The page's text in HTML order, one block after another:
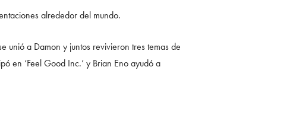
alrededor del mundo.
unió a Damon y juntos revivieron tres temas de
en ‘Feel Good Inc.’ y Brian Eno ayudó a